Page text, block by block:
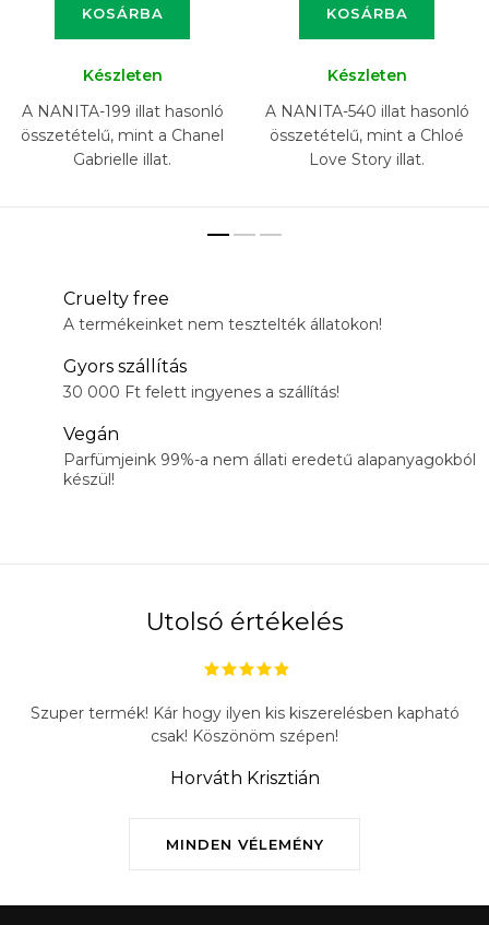
KOSÁRBA
Készleten
A NANITA-199 illat hasonló
összetételű, mint a Chanel
Gabrielle illat.
KOSÁRBA
Készleten
A NANITA-540 illat hasonló
összetételű, mint a Chloé
Love Story illat.
Cruelty free
A termékeinket nem tesztelték állatokon!
Gyors szállítás
30 000 Ft felett ingyenes a szállítás!
Vegán
Parfümjeink 99%-a nem állati eredetű alapanyagokból
készül!
Utolsó értékelés
MINDEN VÉLEMÉNY
Szuper termék! Kár hogy ilyen kis kiszerelésben kapható
csak! Köszönöm szépen!
Horváth Krisztián